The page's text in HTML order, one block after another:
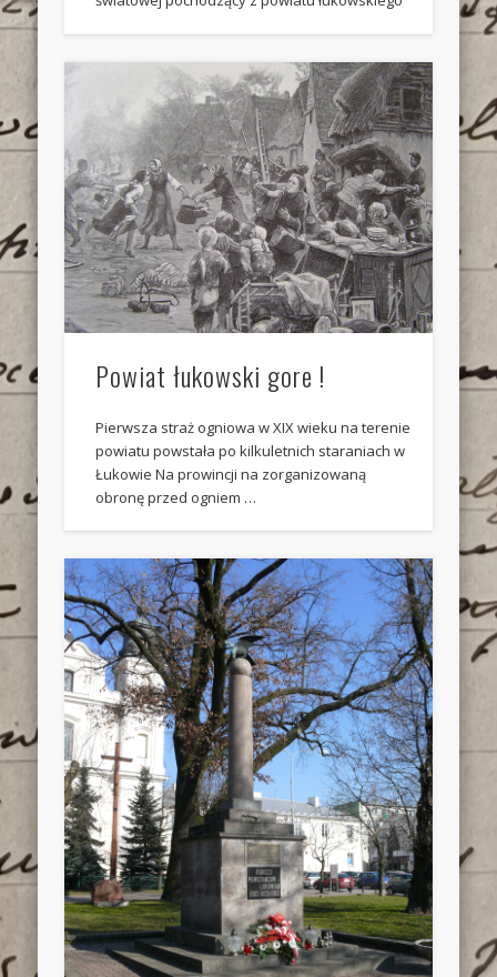
Powiat łukowski gore !
Pierwsza straż ogniowa w XIX wieku na terenie
powiatu powstała po kilkuletnich staraniach w
Łukowie Na prowincji na zorganizowaną
obronę przed ogniem …